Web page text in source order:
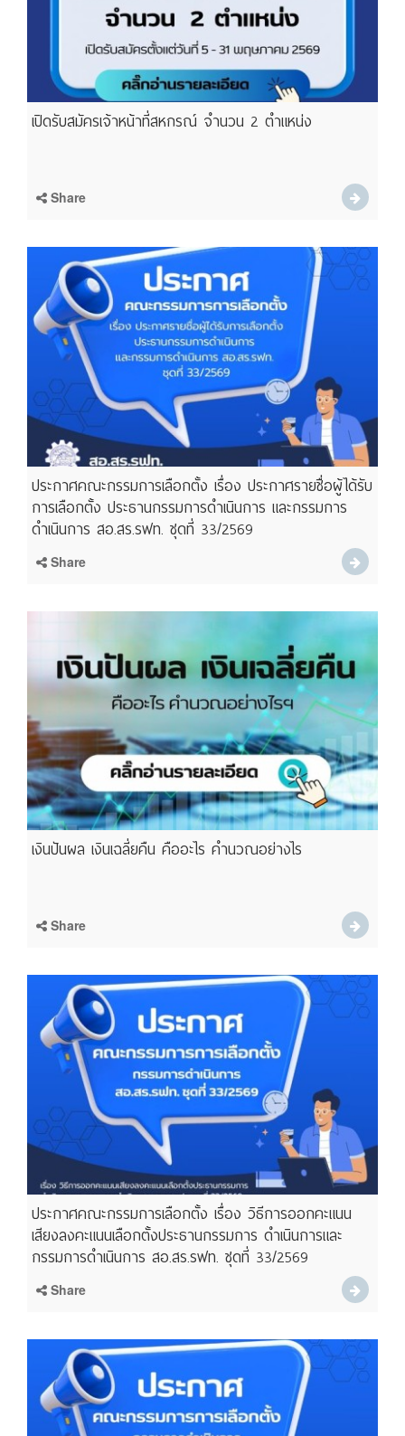
เปิดรับสมัครเจ้าหน้าที่สหกรณ์ จำนวน 2 ตำแหน่ง
Share
ประกาศคณะกรรมการเลือกตั้ง เรื่อง ประกาศรายชื่อผู้ได้รับ
การเลือกตั้ง ประธานกรรมการดำเนินการ และกรรมการ
ดำเนินการ สอ.สร.รฟท. ชุดที่ 33/2569
Share
เงินปันผล เงินเฉลี่ยคืน คืออะไร คำนวณอย่างไร
Share
ประกาศคณะกรรมการเลือกตั้ง เรื่อง วิธีการออกคะแนน
เสียงลงคะแนนเลือกตั้งประธานกรรมการ ดำเนินการและ
กรรมการดำเนินการ สอ.สร.รฟท. ชุดที่ 33/2569
Share